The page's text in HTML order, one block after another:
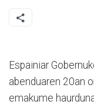
Espainiar
abenduaren 20an
emakume